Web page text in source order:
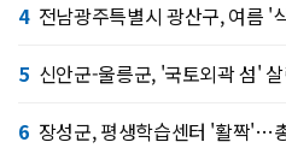
4 전남광주특별시 광산구, 여름 '
5 신안군-울릉군, '국토외곽 섬'
6 장성군, 평생학습센터 '활짝'…